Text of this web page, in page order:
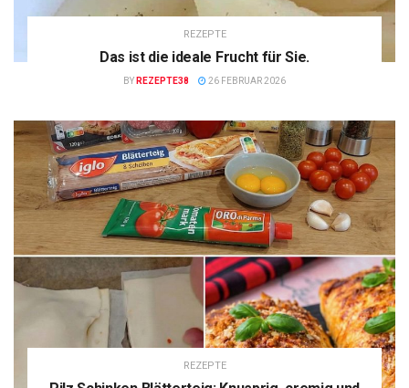
REZEPTE
Das ist die ideale Frucht für Sie.
BY REZEPTE38 26 FEBRUAR 2026
REZEPTE